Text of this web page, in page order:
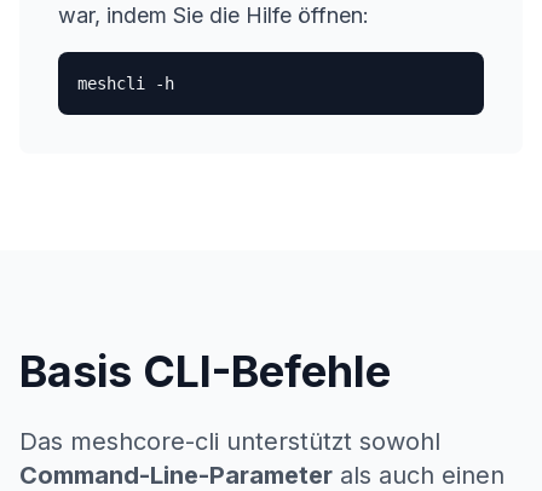
war, indem Sie die Hilfe öffnen:
meshcli -h
Basis CLI-Befehle
Das meshcore-cli unterstützt sowohl
Command-Line-Parameter als auch einen